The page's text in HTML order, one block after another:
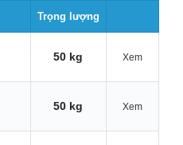
Trọng lượng
50 kg Xem
50 kg Xem